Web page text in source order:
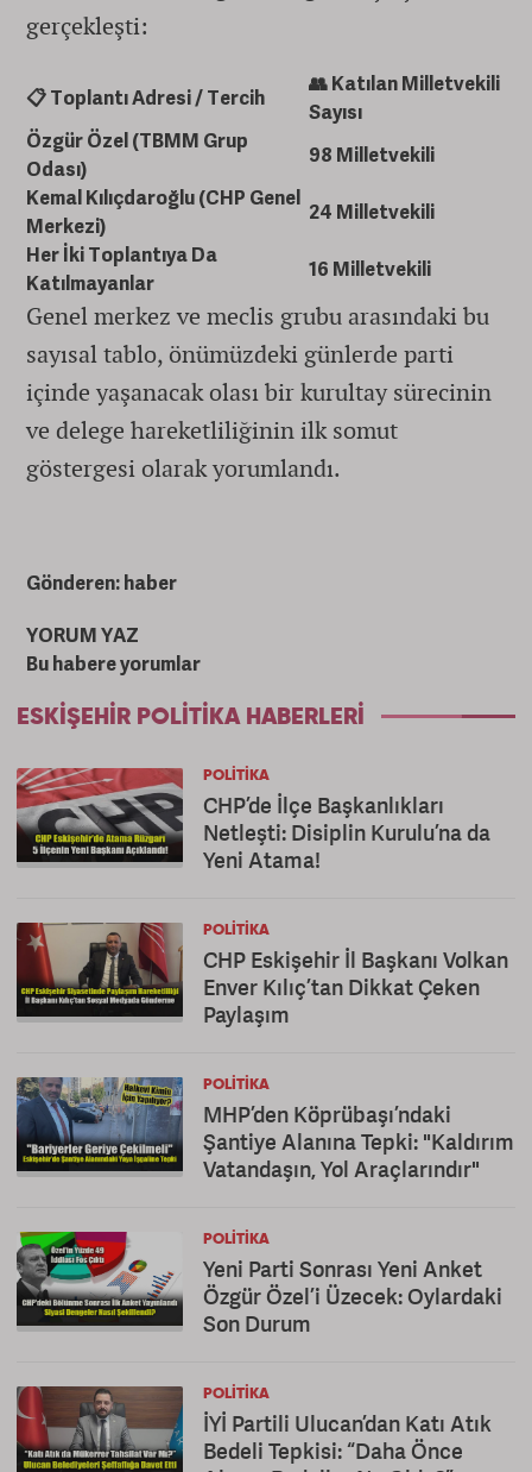
gerçekleşti:
📋 Toplantı Adresi / Tercih
👥 Katılan Milletvekili
Sayısı
Özgür Özel (TBMM Grup
Odası)
98 Milletvekili
Kemal Kılıçdaroğlu (CHP Genel
Merkezi)
24 Milletvekili
Her İki Toplantıya Da
Katılmayanlar
16 Milletvekili
Genel merkez ve meclis grubu arasındaki bu
sayısal tablo, önümüzdeki günlerde parti
içinde yaşanacak olası bir kurultay sürecinin
ve delege hareketliliğinin ilk somut
göstergesi olarak yorumlandı.
Gönderen: haber
YORUM YAZ
Bu habere yorumlar
ESKIŞEHIR POLITIKA HABERLERI
POLITIKA
CHP’de İlçe Başkanlıkları
Netleşti: Disiplin Kurulu’na da
Yeni Atama!
POLITIKA
CHP Eskişehir İl Başkanı Volkan
Enver Kılıç’tan Dikkat Çeken
Paylaşım
POLITIKA
MHP’den Köprübaşı’ndaki
Şantiye Alanına Tepki: "Kaldırım
Vatandaşın, Yol Araçlarındır"
POLITIKA
Yeni Parti Sonrası Yeni Anket
Özgür Özel’i Üzecek: Oylardaki
Son Durum
POLITIKA
İYİ Partili Ulucan’dan Katı Atık
Bedeli Tepkisi: “Daha Önce